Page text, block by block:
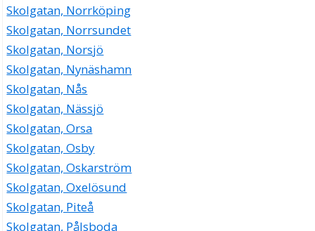
Skolgatan, Norrköping
Skolgatan, Norrsundet
Skolgatan, Norsjö
Skolgatan, Nynäshamn
Skolgatan, Nås
Skolgatan, Nässjö
Skolgatan, Orsa
Skolgatan, Osby
Skolgatan, Oskarström
Skolgatan, Oxelösund
Skolgatan, Piteå
Skolgatan, Pålsboda